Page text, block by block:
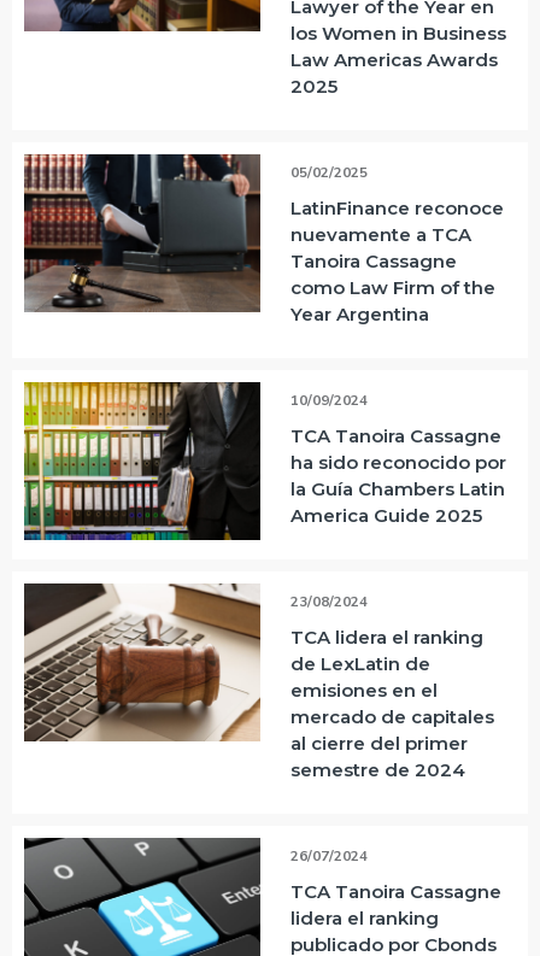
Lawyer of the Year en
los Women in Business
Law Americas Awards
2025
05/02/2025
LatinFinance reconoce
nuevamente a TCA
Tanoira Cassagne
como Law Firm of the
Year Argentina
10/09/2024
TCA Tanoira Cassagne
ha sido reconocido por
la Guía Chambers Latin
America Guide 2025
23/08/2024
TCA lidera el ranking
de LexLatin de
emisiones en el
mercado de capitales
al cierre del primer
semestre de 2024
26/07/2024
TCA Tanoira Cassagne
lidera el ranking
publicado por Cbonds